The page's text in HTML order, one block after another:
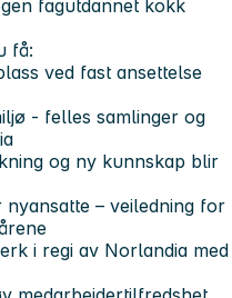
fagutdannet kokk
få:
ved fast ansettelse
- felles samlinger og
og ny kunnskap blir
– veiledning for
i regi av Norlandia med